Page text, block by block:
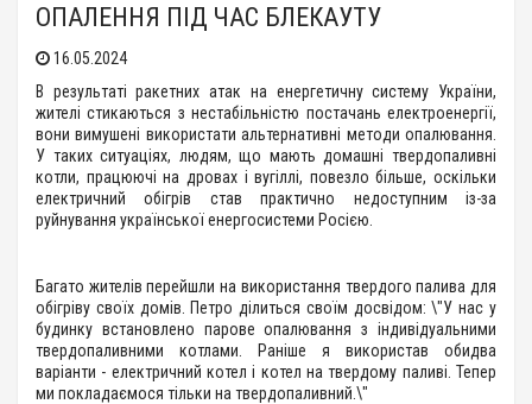
ОПАЛЕННЯ ПІД ЧАС БЛЕКАУТУ
16.05.2024
В результаті ракетних атак на енергетичну систему України,
жителі стикаються з нестабільністю постачань електроенергії,
вони вимушені використати альтернативні методи опалювання.
У таких ситуаціях, людям, що мають домашні твердопаливні
котли, працюючі на дровах і вугіллі, повезло більше, оскільки
електричний обігрів став практично недоступним із-за
руйнування української енергосистеми Росією.
Багато жителів перейшли на використання твердого палива для
обігріву своїх домів. Петро ділиться своїм досвідом: \"У нас у
будинку встановлено парове опалювання з індивідуальними
твердопаливними котлами. Раніше я використав обидва
варіанти - електричний котел і котел на твердому паливі. Тепер
ми покладаємося тільки на твердопаливний.\"